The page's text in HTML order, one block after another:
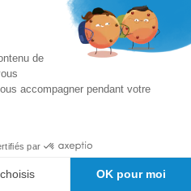
de
accompagner pendant votre
par
OK pour moi